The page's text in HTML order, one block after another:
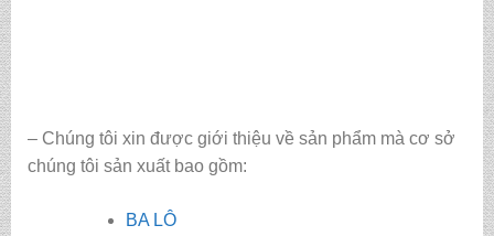
– Chúng tôi xin được giới thiệu về sản phẩm mà cơ sở
chúng tôi sản xuất bao gồm:
BA LÔ